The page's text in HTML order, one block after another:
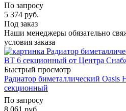
По запросу
5 374 руб.
Под заказ
Наши менеджеры обязательно
условия заказа
Быстрый просмотр
Радиатор биметаллический Oasis
секционный
По запросу
8 061 руб.